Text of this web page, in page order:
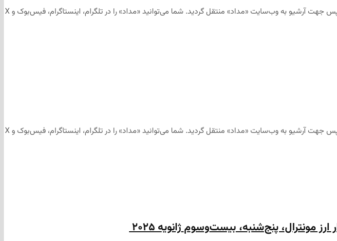
این مطلب برای رسانه‌های اجتماعی «مداد» تهیه و ابتدا در کانال تلگرامی «مداد» به آدرس منتشر شد و سپس جهت آرشیو به وب‌سایت «مداد» منتقل گردید. شما می‌توانید «مداد» را در تلگرام، اینستاگرام، فیس‌بوک و X
این مطلب برای رسانه‌های اجتماعی «مداد» تهیه و ابتدا در کانال تلگرامی «مداد» به آدرس منتشر شد و سپس جهت آرشیو به وب‌سایت «مداد» منتقل گردید. شما می‌توانید «مداد» را در تلگرام، اینستاگرام، فیس‌بوک و X
ارز مونترال، پنج‌شنبه، بیست‌وسوم ژانویه ۲۰۲۵